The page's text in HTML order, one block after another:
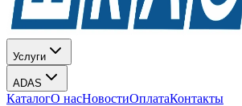
Услуги
ADAS
КаталогО насНовостиОплатаКонтакты